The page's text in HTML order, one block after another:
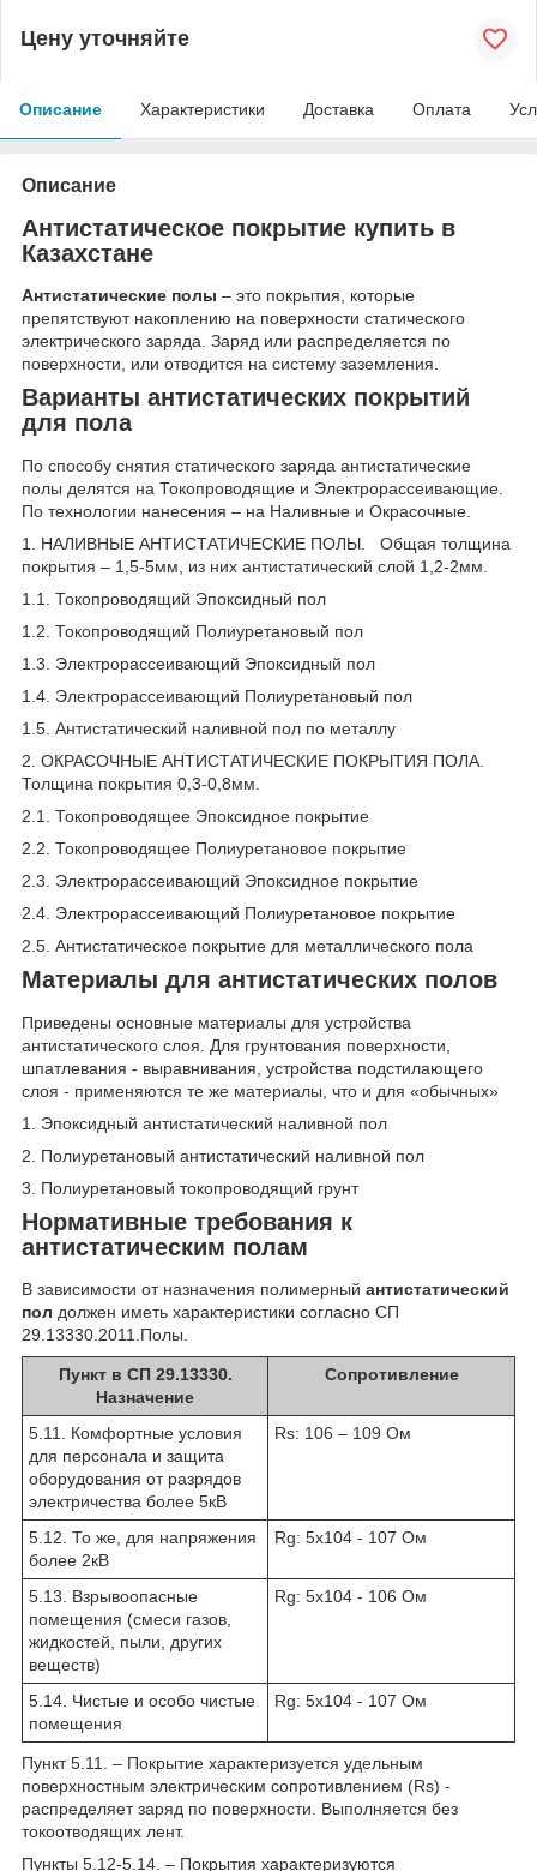
Цену уточняйте
Описание Характеристики Доставка Оплата
Описание
Антистатическое покрытие купить в
Казахстане
Антистатические полы – это покрытия, которые
препятствуют накоплению на поверхности статического
электрического заряда. Заряд или распределяется по
поверхности, или отводится на систему заземления.
Варианты антистатических покрытий
для пола
По способу снятия статического заряда антистатические
полы делятся на Токопроводящие и Электрорассеивающие.
По технологии нанесения – на Наливные и Окрасочные.
1. НАЛИВНЫЕ АНТИСТАТИЧЕСКИЕ ПОЛЫ. Общая толщина
покрытия – 1,5-5мм, из них антистатический слой 1,2-2мм.
1.1. Токопроводящий Эпоксидный пол
1.2. Токопроводящий Полиуретановый пол
1.3. Электрорассеивающий Эпоксидный пол
1.4. Электрорассеивающий Полиуретановый пол
1.5. Антистатический наливной пол по металлу
2. ОКРАСОЧНЫЕ АНТИСТАТИЧЕСКИЕ ПОКРЫТИЯ ПОЛА.
Толщина покрытия 0,3-0,8мм.
2.1. Токопроводящее Эпоксидное покрытие
2.2. Токопроводящее Полиуретановое покрытие
2.3. Электрорассеивающий Эпоксидное покрытие
2.4. Электрорассеивающий Полиуретановое покрытие
2.5. Антистатическое покрытие для металлического пола
Материалы для антистатических полов
Приведены основные материалы для устройства
антистатического слоя. Для грунтования поверхности,
шпатлевания - выравнивания, устройства подстилающего
слоя - применяются те же материалы, что и для «обычных»
1. Эпоксидный антистатический наливной пол
2. Полиуретановый антистатический наливной пол
3. Полиуретановый токопроводящий грунт
Нормативные требования к
антистатическим полам
В зависимости от назначения полимерный антистатический
пол должен иметь характеристики согласно СП
29.13330.2011.Полы.
Пункт в СП 29.13330.
Назначение
Сопротивление
5.11. Комфортные условия
для персонала и защита
оборудования от разрядов
электричества более 5кВ
Rs: 106 – 109 Ом
5.12. То же, для напряжения
более 2кВ
Rg: 5х104 - 107 Ом
5.13. Взрывоопасные
помещения (смеси газов,
жидкостей, пыли, других
веществ)
Rg: 5х104 - 106 Ом
5.14. Чистые и особо чистые
помещения
Rg: 5х104 - 107 Ом
Пункт 5.11. – Покрытие характеризуется удельным
поверхностным электрическим сопротивлением (Rs) -
распределяет заряд по поверхности. Выполняется без
токоотводящих лент.
Пункты 5.12-5.14. – Покрытия характеризуются